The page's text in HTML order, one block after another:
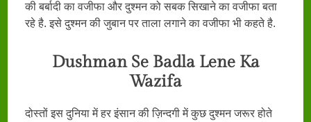
की बर्बादी का वजीफा और दुश्मन को सबक सिखाने का वजीफा बता
रहे है. इसे दुश्मन की जुबान पर ताला लगाने का वजीफा भी कहते है.
Dushman Se Badla Lene Ka
Wazifa
दोस्तों इस दुनिया में हर इंसान की ज़िन्दगी में कुछ दुश्मन जरूर होते